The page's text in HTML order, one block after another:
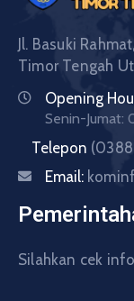
Jl. Basuki
Timor Tengah
Opening
Senin-Jumat:
Telepon
Email:
Silahkan cek